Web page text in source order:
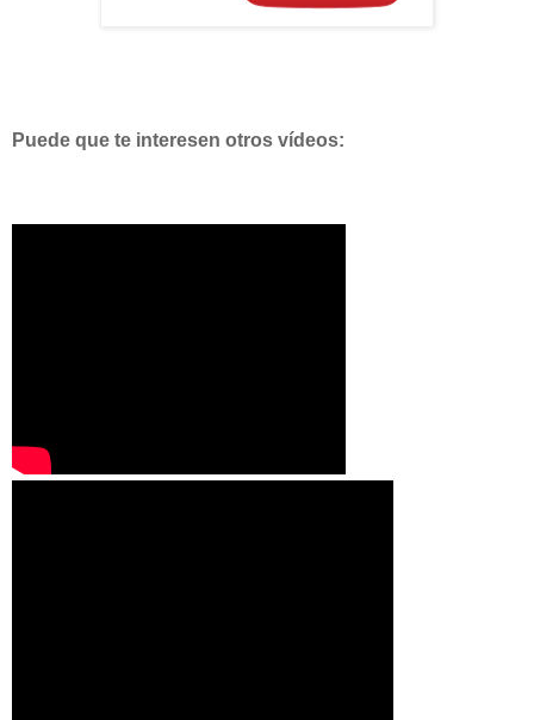
Puede que te interesen otros vídeos: